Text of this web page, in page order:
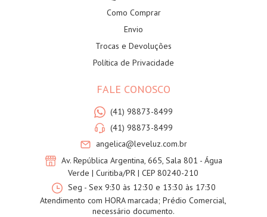
Como Comprar
Envio
Trocas e Devoluções
Política de Privacidade
FALE CONOSCO
(41) 98873-8499
(41) 98873-8499
angelica@leveluz.com.br
Av. República Argentina, 665, Sala 801 - Água
Verde | Curitiba/PR | CEP 80240-210
Seg - Sex 9:30 às 12:30 e 13:30 às 17:30
Atendimento com HORA marcada; Prédio Comercial,
necessário documento.